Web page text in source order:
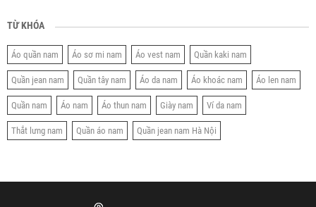
TỪ KHÓA
Áo quần nam Áo sơ mi nam Áo vest nam Quần kaki nam
Quần jean nam Quần tây nam Áo da nam Áo khoác nam Áo len nam
Quần nam Áo nam Áo thun nam Giày nam Ví da nam
Thắt lưng nam Quần áo nam Quần jean nam Hà Nội